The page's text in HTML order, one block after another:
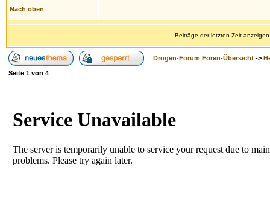
Nach oben
Beiträge der letzten Zeit
Drogen-Forum Foren-Übersicht ->
Seite 1 von 4